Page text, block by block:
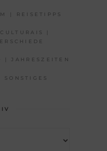
| REISETIPPS
|
| JAHRESZEITEN